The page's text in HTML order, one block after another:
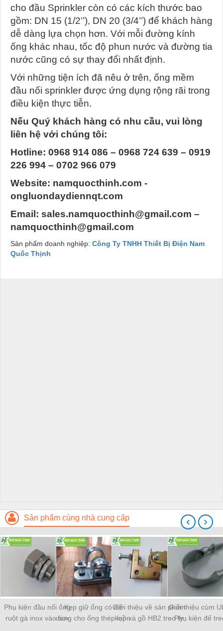
cho đầu Sprinkler còn có các kích thước bao
gồm: DN 15 (1/2’’), DN 20 (3/4’’) để khách hàng
dễ dàng lựa chọn hơn. Với mỗi đường kính
ống khác nhau, tốc độ phun nước và đường tia
nước cũng có sự thay đổi nhất định.
Với những tiện ích đã nêu ở trên, ống mềm
đầu nối sprinkler được ứng dụng rộng rãi trong
điều kiện thực tiễn.
Nếu Quý khách hàng có nhu cầu, vui lòng
liên hệ với chúng tôi:
Hotline: 0968 914 086 – 0968 724 639 – 0919
226 994 – 0702 966 079
Website: namquocthinh.com -
ongluondaydiennqt.com
Email: sales.namquocthinh@gmail.com –
namquocthinh@gmail.com
Sản phẩm doanh nghiệp: Công Ty TNHH Thiết Bị Điện Nam
Quốc Thịnh
Sản phẩm cùng nhà cung cấp
Phụ kiện đầu nối ống
ruột gà inox vào box
Kẹp giữ ống có đế
dùng cho ống thép luồn
Giới thiệu về sản phẩm
kẹp xà gồ HB2 treo ty
Giới thiệu cùm
- Phụ kiện để
‹ ›